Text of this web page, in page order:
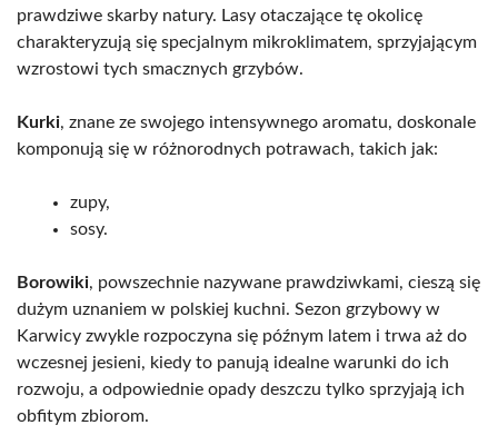
prawdziwe skarby natury. Lasy otaczające tę okolicę
charakteryzują się specjalnym mikroklimatem, sprzyjającym
wzrostowi tych smacznych grzybów.
Kurki, znane ze swojego intensywnego aromatu, doskonale
komponują się w różnorodnych potrawach, takich jak:
zupy,
sosy.
Borowiki, powszechnie nazywane prawdziwkami, cieszą się
dużym uznaniem w polskiej kuchni. Sezon grzybowy w
Karwicy zwykle rozpoczyna się późnym latem i trwa aż do
wczesnej jesieni, kiedy to panują idealne warunki do ich
rozwoju, a odpowiednie opady deszczu tylko sprzyjają ich
obfitym zbiorom.